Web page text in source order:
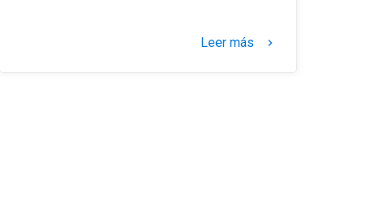
Leer más keyboard_arrow_right